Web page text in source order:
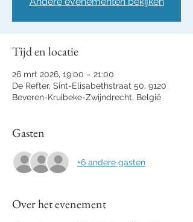
Tijd en locatie
26 mrt 2026, 19:00 – 21:00
De Refter, Sint-Elisabethstraat 50, 9120
Beveren-Kruibeke-Zwijndrecht, België
Gasten
+6 andere gasten
Over het evenement